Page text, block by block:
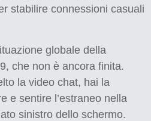
stabilire connessioni casuali
globale della
che non è ancora finita.
la video chat, hai la
e sentire l’estraneo nella
sinistro dello schermo.